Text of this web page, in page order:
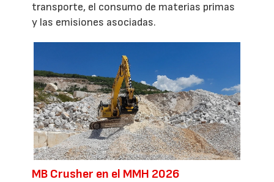
transporte, el consumo de materias primas
y las emisiones asociadas.
MB Crusher en el MMH 2026